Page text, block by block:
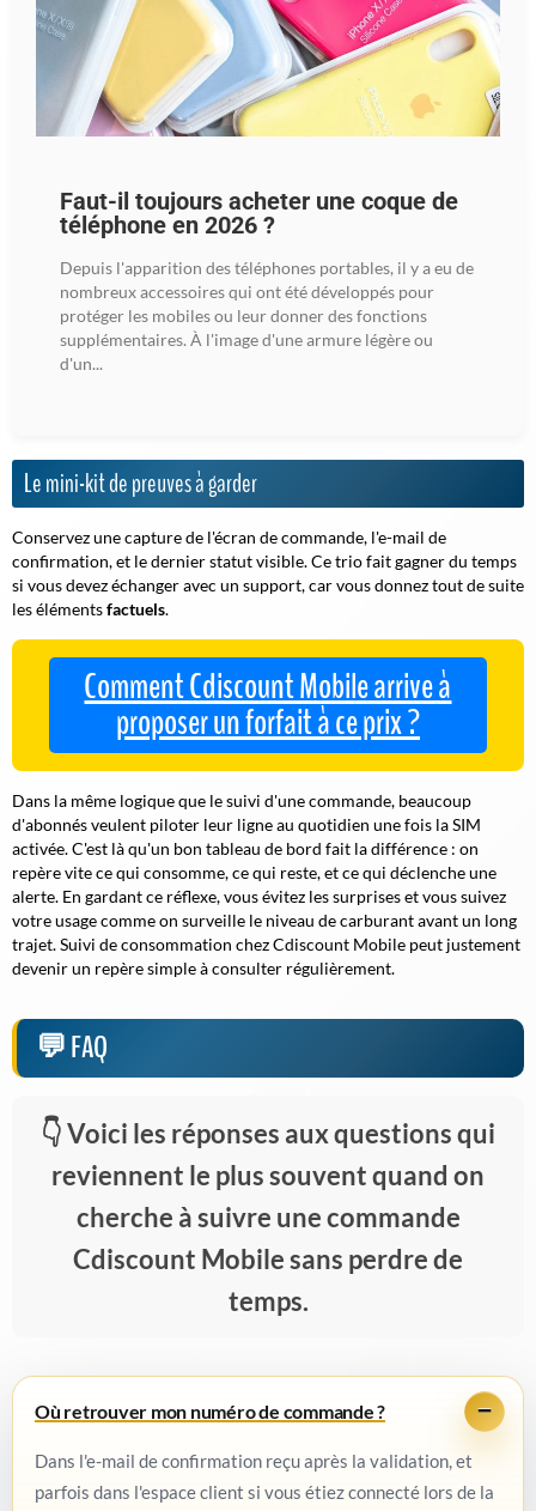
Faut-il toujours acheter une coque de
téléphone en 2026 ?
Depuis l'apparition des téléphones portables, il y a eu de
nombreux accessoires qui ont été développés pour
protéger les mobiles ou leur donner des fonctions
supplémentaires. À l'image d'une armure légère ou
d'un...
Le mini-kit de preuves à garder
Conservez une capture de l'écran de commande, l'e-mail de
confirmation, et le dernier statut visible. Ce trio fait gagner du temps
si vous devez échanger avec un support, car vous donnez tout de suite
les élémentsfactuels.
Comment Cdiscount Mobile arrive à
proposer un forfait à ce prix ?
Dans la même logique que le suivi d'une commande, beaucoup
d'abonnés veulent piloter leur ligne au quotidien une fois la SIM
activée. C'est là qu'un bon tableau de bord fait la différence : on
repère vite ce qui consomme, ce qui reste, et ce qui déclenche une
alerte. En gardant ce réflexe, vous évitez les surprises et vous suivez
votre usage comme on surveille le niveau de carburant avant un long
trajet. Suivi de consommation chez Cdiscount Mobile peut justement
devenir un repère simple à consulter régulièrement.
FAQ
Voici les réponses aux questions qui
reviennent le plus souvent quand on
cherche à suivre une commande
Cdiscount Mobile sans perdre de
temps.
Où retrouver mon numéro de commande ?
Dans l'e-mail de confirmation reçu après la validation, et
parfois dans l'espace client si vous étiez connecté lors de la